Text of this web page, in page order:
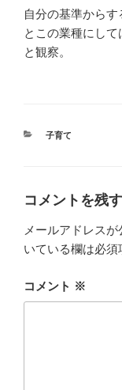
自分の基準から
とこの業種にし
と観察。
カ
子育て
コメントを残す
メールアドレスが
いている欄は必須
コメント ※